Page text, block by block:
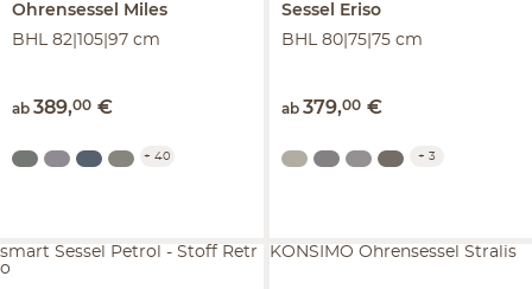
Ohrensessel
Miles
BHL 82|105|97 cm
ab 389,00 €
+ 40
Sessel
Eriso
BHL 80|75|75 cm
ab 379,00 €
+ 3
smart Sessel Petrol - Stoff Retr
o
KONSIMO Ohrensessel Stralis